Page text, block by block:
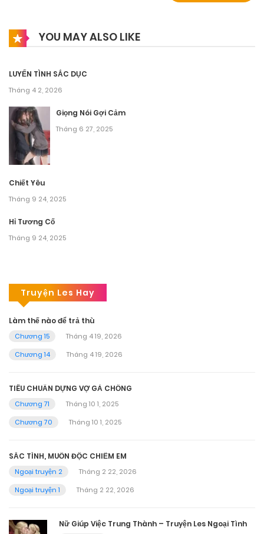
YOU MAY ALSO LIKE
LUYẾN TÌNH SẮC DỤC
Tháng 4 2, 2026
Giọng Nói Gợi Cảm
Tháng 6 27, 2025
Chiết Yêu
Tháng 9 24, 2025
Hỉ Tương Cố
Tháng 9 24, 2025
Truyện Les Hay
Làm thế nào để trả thù
Chương 15
Tháng 4 19, 2026
Chương 14
Tháng 4 19, 2026
TIÊU CHUẨN DỰNG VỢ GẢ CHỒNG
Chương 71
Tháng 10 1, 2025
Chương 70
Tháng 10 1, 2025
SẮC TÌNH, MUỐN ĐỘC CHIẾM EM
Ngoại truyện 2
Tháng 2 22, 2026
Ngoại truyện 1
Tháng 2 22, 2026
Nữ Giúp Việc Trung Thành – Truyện Les Ngoại Tình